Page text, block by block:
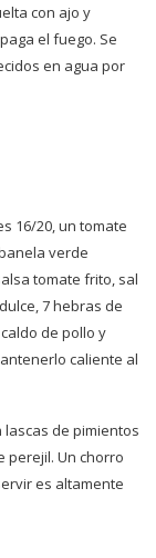
con ajo y
el fuego. Se
en agua por
16/20, un tomate
verde
tomate frito, sal
7 hebras de
de pollo y
caliente al
de pimientos
perejil. Un chorro
es altamente